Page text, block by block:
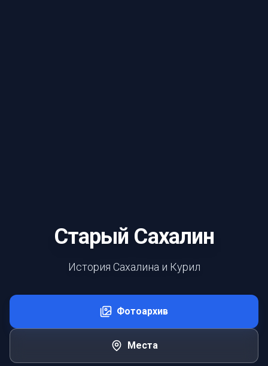
Старый Сахалин
История Сахалина и Курил
Фотоархив
Места